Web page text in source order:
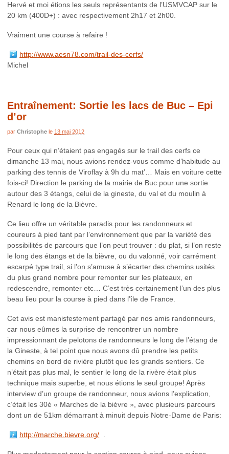
Hervé et moi étions les seuls représentants de l’USMVCAP sur le
20 km (400D+) : avec respectivement 2h17 et 2h00.
Vraiment une course à refaire !
http://www.aesn78.com/trail-des-cerfs/
Michel
Entraînement: Sortie les lacs de Buc – Epi
d’or
par Christophe le 13 mai 2012
Pour ceux qui n’étaient pas engagés sur le trail des cerfs ce
dimanche 13 mai, nous avions rendez-vous comme d’habitude au
parking des tennis de Viroflay à 9h du mat’… Mais en voiture cette
fois-ci! Direction le parking de la mairie de Buc pour une sortie
autour des 3 étangs, celui de la gineste, du val et du moulin à
Renard le long de la Bièvre.
Ce lieu offre un véritable paradis pour les randonneurs et
coureurs à pied tant par l’environnement que par la variété des
possibilités de parcours que l’on peut trouver : du plat, si l’on reste
le long des étangs et de la bièvre, ou du valonné, voir carrément
escarpé type trail, si l’on s’amuse à s’écarter des chemins usités
du plus grand nombre pour remonter sur les plateaux, en
redescendre, remonter etc… C’est très certainement l’un des plus
beau lieu pour la course à pied dans l’île de France.
Cet avis est manisfestement partagé par nos amis randonneurs,
car nous eûmes la surprise de rencontrer un nombre
impressionnant de pelotons de randonneurs le long de l’étang de
la Gineste, à tel point que nous avons dû prendre les petits
chemins en bord de rivière plutôt que les grands sentiers. Ce
n’était pas plus mal, le sentier le long de la rivère était plus
technique mais superbe, et nous étions le seul groupe! Après
interview d’un groupe de randonneur, nous avions l’explication,
c’était les 30è « Marches de la bièvre », avec plusieurs parcours
dont un de 51km démarrant à minuit depuis Notre-Dame de Paris:
http://marche.bievre.org/